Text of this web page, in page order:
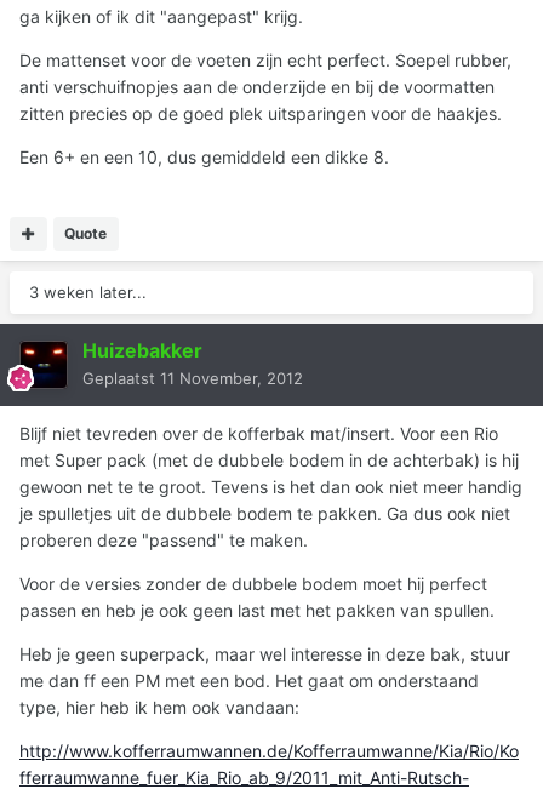
ga kijken of ik dit "aangepast" krijg.
De mattenset voor de voeten zijn echt perfect. Soepel rubber,
anti verschuifnopjes aan de onderzijde en bij de voormatten
zitten precies op de goed plek uitsparingen voor de haakjes.
Een 6+ en een 10, dus gemiddeld een dikke 8.
Quote
3 weken later...
Huizebakker
Geplaatst 11 November, 2012
Blijf niet tevreden over de kofferbak mat/insert. Voor een Rio
met Super pack (met de dubbele bodem in de achterbak) is hij
gewoon net te te groot. Tevens is het dan ook niet meer handig
je spulletjes uit de dubbele bodem te pakken. Ga dus ook niet
proberen deze "passend" te maken.
Voor de versies zonder de dubbele bodem moet hij perfect
passen en heb je ook geen last met het pakken van spullen.
Heb je geen superpack, maar wel interesse in deze bak, stuur
me dan ff een PM met een bod. Het gaat om onderstaand
type, hier heb ik hem ook vandaan:
http://www.kofferraumwannen.de/Kofferraumwanne/Kia/Rio/Ko
fferraumwanne_fuer_Kia_Rio_ab_9/2011_mit_Anti-Rutsch-